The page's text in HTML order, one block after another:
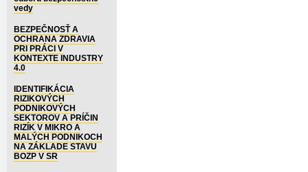
vedy
BEZPEČNOSŤ A
OCHRANA ZDRAVIA
PRI PRÁCI V
KONTEXTE INDUSTRY
4.0
IDENTIFIKÁCIA
RIZIKOVÝCH
PODNIKOVÝCH
SEKTOROV A PRÍČIN
RIZÍK V MIKRO A
MALÝCH PODNIKOCH
NA ZÁKLADE STAVU
BOZP V SR